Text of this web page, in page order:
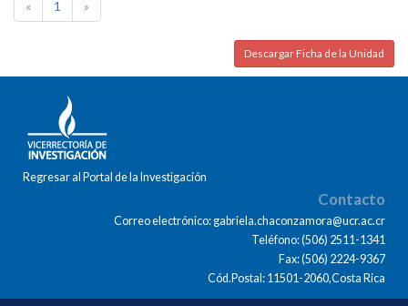
« 1 »
Descargar Ficha de la Unidad
Regresar al Portal de la Investigación
Contacto
Correo electrónico: gabriela.chaconzamora@ucr.ac.cr
Teléfono: (506) 2511-1341
Fax: (506) 2224-9367
Cód.Postal: 11501-2060,Costa Rica